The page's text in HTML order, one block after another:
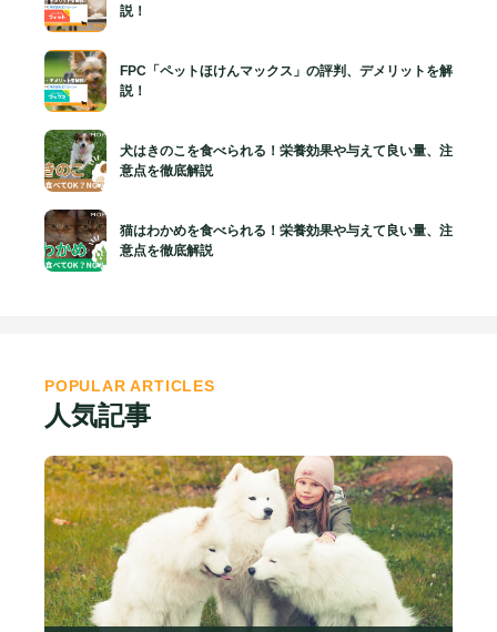
説！
FPC「ペットほけんマックス」の評判、デメリットを解
説！
犬はきのこを食べられる！栄養効果や与えて良い量、注
意点を徹底解説
猫はわかめを食べられる！栄養効果や与えて良い量、注
意点を徹底解説
POPULAR ARTICLES
人気記事